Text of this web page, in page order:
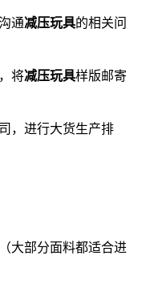
通减压玩具的相关问
将减压玩具样版邮寄
，进行大货生产排
大部分面料都适合进